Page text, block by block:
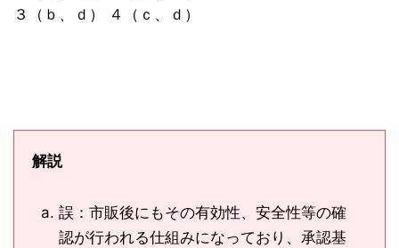
３（ｂ、ｄ） ４（ｃ、ｄ）
解説
誤：市販後にもその有効性、安全性等の確
認が行われる仕組みになっており、承認基